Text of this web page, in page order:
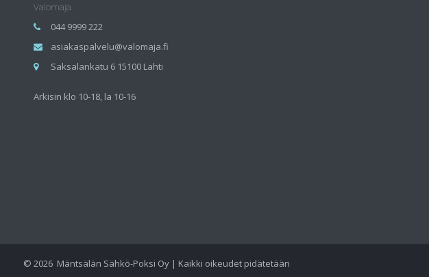
Valomaja
044 9999 222
asiakaspalvelu@valomaja.fi
Saksalankatu 6 15100 Lahti
Arkisin klo 10-18, la 10-16
© 2026 Mäntsälän Sähkö-Poksi Oy | Kaikki oikeudet pidätetään